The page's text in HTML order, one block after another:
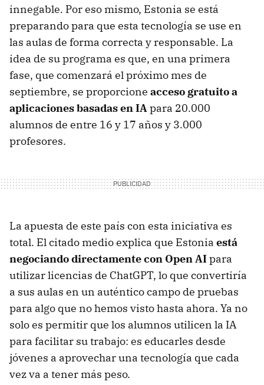
innegable. Por eso mismo, Estonia se está
preparando para que esta tecnología se use en
las aulas de forma correcta y responsable. La
idea de su programa es que, en una primera
fase, que comenzará el próximo mes de
septiembre, se proporcione acceso gratuito a
aplicaciones basadas en IApara 20.000
alumnos de entre 16 y 17 años y 3.000
profesores.
La apuesta de este país con esta iniciativa es
total. El citado medio explica que Estonia está
negociando directamente con Open AIpara
utilizar licencias de ChatGPT, lo que convertiría
a sus aulas en un auténtico campo de pruebas
para algo que no hemos visto hasta ahora. Ya no
solo es permitir que los alumnos utilicen la IA
para facilitar su trabajo: es educarles desde
jóvenes a aprovechar una tecnología que cada
vez va a tener más peso.